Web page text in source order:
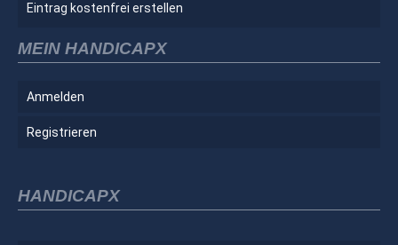
Eintrag kostenfrei erstellen
MEIN HANDICAPX
Anmelden
Registrieren
HANDICAPX